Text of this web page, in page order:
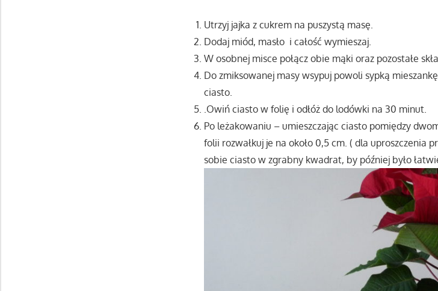
Utrzyj jajka z cukrem na puszystą masę.
Dodaj miód, masło i całość wymieszaj.
W osobnej misce połącz obie mąki oraz pozostałe
Do zmiksowanej masy wsypuj powoli sypką
ciasto.
.Owiń ciasto w folię i odłóż do lodówki na 30 minut.
Po leżakowaniu – umieszczając ciasto pomiędzy
folii rozwałkuj je na około 0,5 cm. ( dla uproszczenia
sobie ciasto w zgrabny kwadrat, by później było